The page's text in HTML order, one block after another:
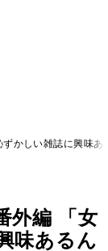
かしい雑誌に興味あ
外編 「女
味あるん